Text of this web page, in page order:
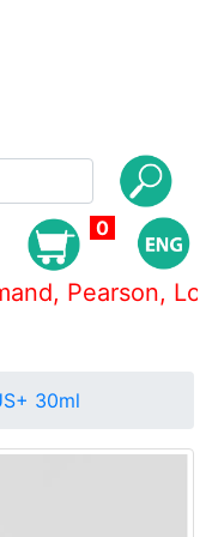
0
Pearson,
30ml